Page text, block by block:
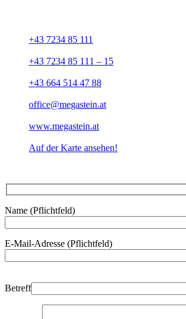
+43 7234 85 111
+43 7234 85 111 – 15
+43 664 514 47 88
office@megastein.at
www.megastein.at
Auf der Karte ansehen!
Name (Pflichtfeld)
E-Mail-Adresse (Pflichtfeld)
lasse
Betreff